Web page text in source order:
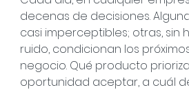
decenas de decisiones.
casi imperceptibles; otras, sin
ruido, condicionan los
negocio. Qué producto
oportunidad aceptar, a cuál